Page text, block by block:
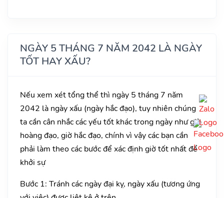
NGÀY 5 THÁNG 7 NĂM 2042 LÀ NGÀY
TỐT HAY XẤU?
Nếu xem xét tổng thể thì ngày 5 tháng 7 năm
2042 là ngày xấu (ngày hắc đạo), tuy nhiên chúng
ta cần cân nhắc các yếu tốt khác trong ngày như giờ
hoàng đạo, giờ hắc đạo, chính vì vậy các bạn cần
phải làm theo các bước để xác định giờ tốt nhất để
khởi sự
Bước 1: Tránh các ngày đại kỵ, ngày xấu (tương ứng